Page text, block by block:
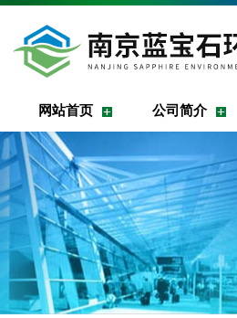
网站首页 公司简介